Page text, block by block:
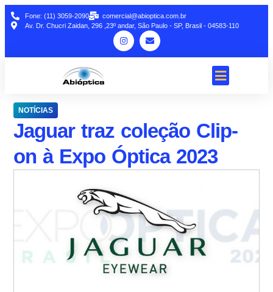
Fone: (11) 3059-2090
comercial@abioptica.com.br
Av. Dr. Chucri Zaidan, 296 ,23º andar, São Paulo - SP, Brasil - 04583-110
NOTÍCIAS
Jaguar traz coleção Clip-
on à Expo Óptica 2023